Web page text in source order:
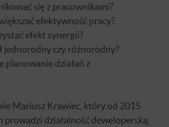
się z pracownikami?
efektywność pracy?
efekt synergii?
jednorodny czy różnorodny?
planowanie działań z
Mariusz Krawiec, który od 2015
działalność deweloperską,